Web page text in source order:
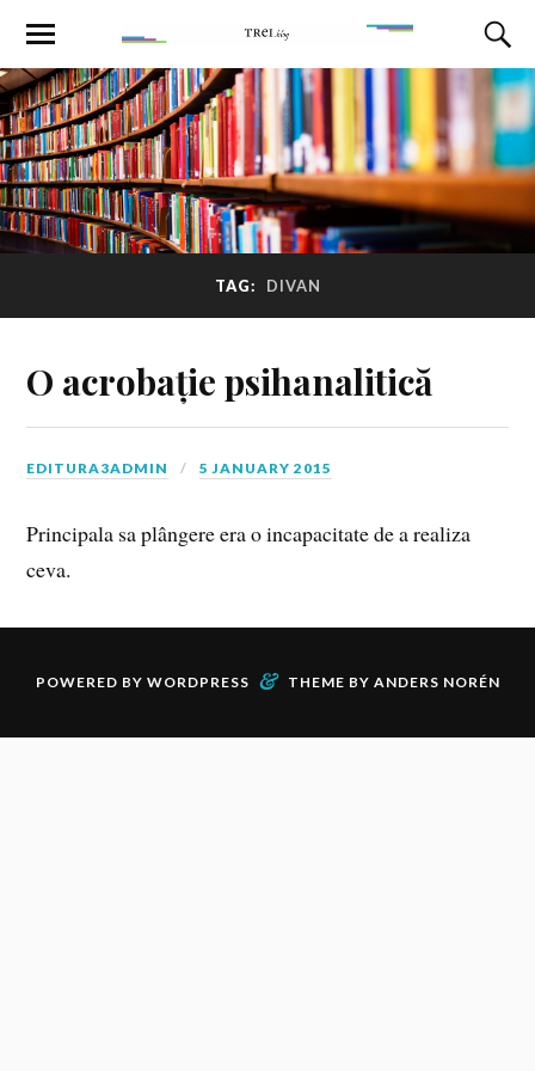
TAG: DIVAN
O acrobație psihanalitică
EDITURA3ADMIN 5 JANUARY 2015
Principala sa plângere era o incapacitate de a realiza
ceva.
POWERED BY WORDPRESS & THEME BY ANDERS NORÉN